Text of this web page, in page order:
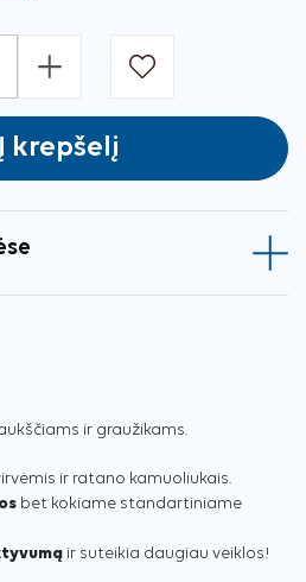
+
Į krepšelį
ir graužikams.
ir ratano kamuoliukais.
bet kokiame standartiniame
ir suteikia daugiau veiklos!